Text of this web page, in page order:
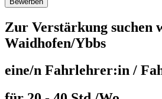
Zur Verstärkung suchen
Waidhofen/Ybbs
eine/n Fahrlehrer:in /